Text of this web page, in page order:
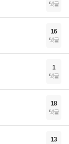
댓글
16
댓글
1
댓글
18
댓글
13